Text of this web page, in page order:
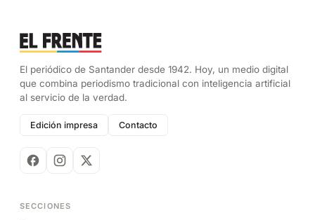
El periódico de Santander desde 1942. Hoy, un medio digital
que combina periodismo tradicional con inteligencia artificial
al servicio de la verdad.
Edición impresa Contacto
SECCIONES